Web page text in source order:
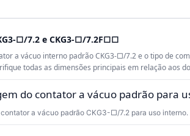
□/7.2 e CKG3-□/7.2F□□
a vácuo interno padrão CKG3-□/7.2 e o tipo de
todas as dimensões principais em relação aos
a vácuo padrão CKG3-□/7.2 para uso